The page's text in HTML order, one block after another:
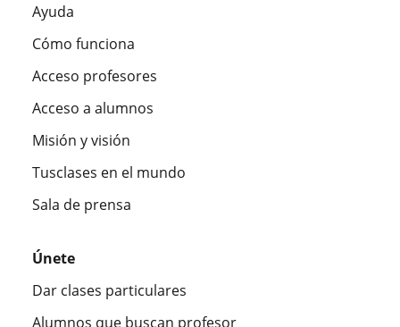
Ayuda
Cómo funciona
Acceso profesores
Acceso a alumnos
Misión y visión
Tusclases en el mundo
Sala de prensa
Únete
Dar clases particulares
Alumnos que buscan profesor